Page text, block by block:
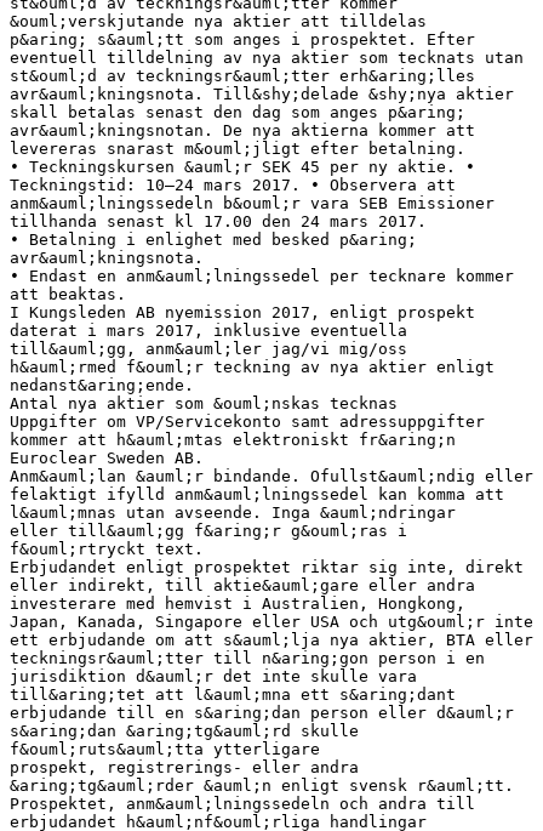
&ouml;verskjutande nya aktier att tilldelas
p&aring; s&auml;tt som anges i prospektet. Efter
eventuell tilldelning av nya aktier som tecknats utan
st&ouml;d av teckningsr&auml;tter erh&aring;lles
avr&auml;kningsnota. Till&shy;delade &shy;nya aktier
skall betalas senast den dag som anges p&aring;
avr&auml;kningsnotan. De nya aktierna kommer att
levereras snarast m&ouml;jligt efter betalning.
• Teckningskursen &auml;r SEK 45 per ny aktie. •
Teckningstid: 10–24 mars 2017. • Observera att
anm&auml;lningssedeln b&ouml;r vara SEB Emissioner
tillhanda senast kl 17.00 den 24 mars 2017.
• Betalning i enlighet med besked p&aring;
avr&auml;kningsnota.
• Endast en anm&auml;lningssedel per tecknare kommer
att beaktas.
I Kungsleden AB nyemission 2017, enligt prospekt
daterat i mars 2017, inklusive eventuella
till&auml;gg, anm&auml;ler jag/vi mig/oss
h&auml;rmed f&ouml;r teckning av nya aktier enligt
nedanst&aring;ende.
Antal nya aktier som &ouml;nskas tecknas
Uppgifter om VP/Servicekonto samt adressuppgifter
kommer att h&auml;mtas elektroniskt fr&aring;n
Euroclear Sweden AB.
Anm&auml;lan &auml;r bindande. Ofullst&auml;ndig eller
felaktigt ifylld anm&auml;lningssedel kan komma att
l&auml;mnas utan avseende. Inga &auml;ndringar
eller till&auml;gg f&aring;r g&ouml;ras i
f&ouml;rtryckt text.
Erbjudandet enligt prospektet riktar sig inte, direkt
eller indirekt, till aktie&auml;gare eller andra
investerare med hemvist i Australien, Hongkong,
Japan, Kanada, Singapore eller USA och utg&ouml;r inte
ett erbjudande om att s&auml;lja nya aktier, BTA eller
teckningsr&auml;tter till n&aring;gon person i en
jurisdiktion d&auml;r det inte skulle vara
till&aring;tet att l&auml;mna ett s&aring;dant
erbjudande till en s&aring;dan person eller d&auml;r
s&aring;dan &aring;tg&auml;rd skulle
f&ouml;ruts&auml;tta ytterligare
prospekt, registrerings- eller andra
&aring;tg&auml;rder &auml;n enligt svensk r&auml;tt.
Prospektet, anm&auml;lningssedeln och andra till
erbjudandet h&auml;nf&ouml;rliga handlingar